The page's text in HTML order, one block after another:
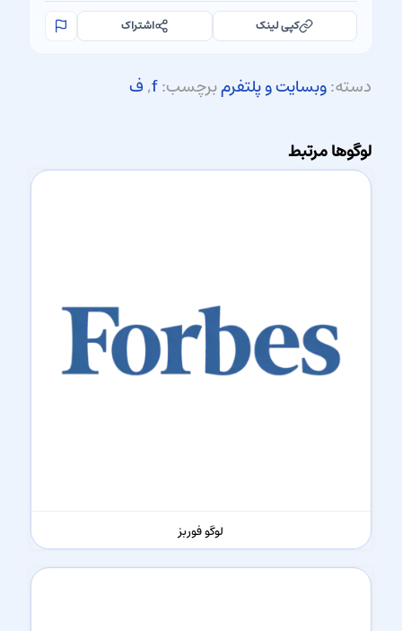
کپی لینک اشتراک
دسته:وبسایت و پلتفرمبرچسب:f
,ف
لوگوها مرتبط
لوگو فوربز